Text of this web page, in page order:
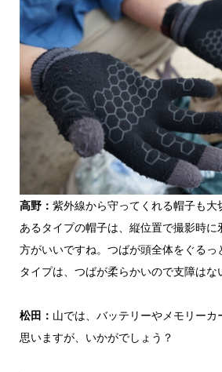
高野： 紫外線から守ってくれる帽子も
あるタイプの帽子は、縦位置で撮影時に
方がいいですね。つばが頭全体をぐるっ
タイプは、つばが柔らかいので支障はな
松田： 山では、バッテリーやメモリーカ
思いますが、いかがでしょう？